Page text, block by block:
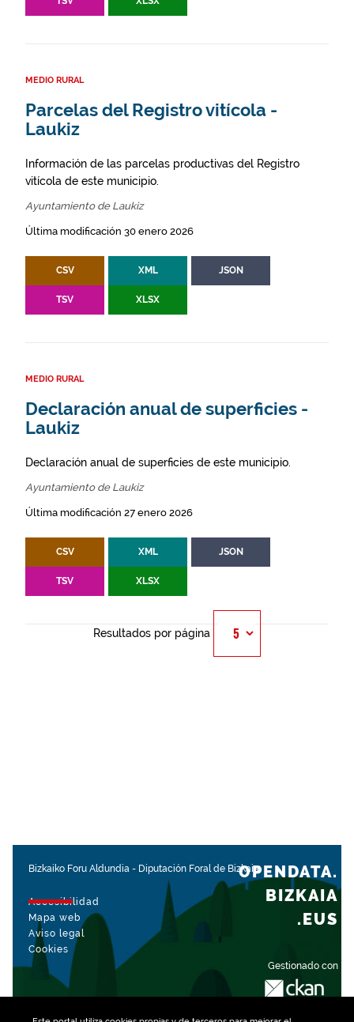
MEDIO RURAL
Parcelas del Registro vitícola -
Laukiz
Información de las parcelas productivas del Registro
vitícola de este municipio.
Ayuntamiento de Laukiz
Última modificación 30 enero 2026
CSV XML JSON
TSV XLSX
MEDIO RURAL
Declaración anual de superficies -
Laukiz
Declaración anual de superficies de este municipio.
Ayuntamiento de Laukiz
Última modificación 27 enero 2026
CSV XML JSON
TSV XLSX
Resultados por página
Bizkaiko Foru Aldundia - Diputación Foral de Bizkaia
Accesibilidad
Mapa web
Aviso legal
Cookies
Gestionado con
OPENDATA.
BIZKAIA
.EUS